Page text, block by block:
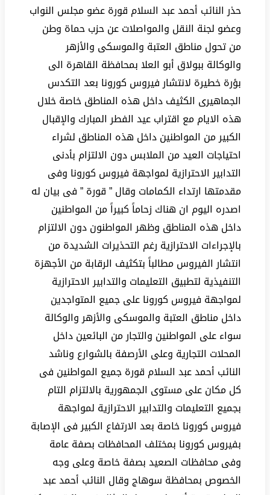
حذر النائب أحمد عبد السلام قورة عضو مجلس النواب
وعضو لجنة النقل والمواصلات عن حزب حماة وطن
من تحول مناطق العتبة والموسكى والأزهر
والوكالة ببولاق أبو العلا بمحافظة القاهرة الى
بؤرة خطيرة لانتشار فيروس كورونا بعد التكدس
الجماهيرى الكثيف داخل هذه المناطق خاصة خلال
هذه الايام مع اقتراب عيد الفطر المبارك والإقبال
الكبير من المواطنين داخل هذه المناطق لشراء
احتياجات العيد من الملابس دون الالتزام بأدنى
التدابير الاحترازية لمواجهة فيروس كورونا وفى
مقدمتها ارتداء الكمامات وقال ” قورة ” فى بيان له
اصدره اليوم ان هناك زحاماً كبيراً من المواطنين
داخل هذه المناطق وظهر المواطنون دون الالتزام
بالإجراءات الاحترازية رغم التحذيرات الشديدة من
انتشار الفيروس مطالباً بتكثيف الرقابة من الأجهزة
التنفيذية لتطبيق التعليمات والتدابير الاحترازية
لمواجهة فيروس كورونا على جميع المتواجدين
داخل مناطق العتبة والموسكى والأزهر والوكالة
سواء على المواطنين والتجار من البائعين داخل
المحلات التجارية وعلى الأرصفة بالشوارع وناشد
النائب أحمد عبد السلام قورة جميع المواطنين فى
كل مكان على مستوى الجمهورية بالالتزام التام
بجميع التعليمات والتدابير الاحترازية لمواجهة
فيروس كورونا خاصة بعد الارتفاع الكبير فى الإصابة
بفيروس كورونا بمختلف المحافظات بصفة عامة
وفى محافظات الصعيد بصفة خاصة وعلى وجه
الخصوص بمحافظة سوهاج وقال النائب أحمد عبد